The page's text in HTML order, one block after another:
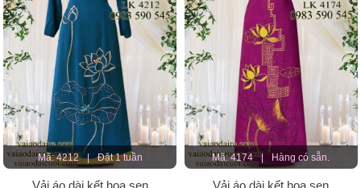
Mã: 4212 | Đặt 1 tuần Mã: 4174 | Hàng có sẵn.